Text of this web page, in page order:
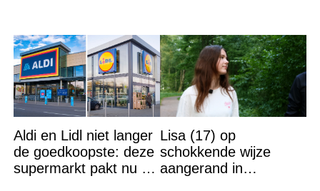
Aldi en Lidl niet langer
de goedkoopste: deze
supermarkt pakt nu de
Lisa (17) op
schokkende wijze
aangerand in